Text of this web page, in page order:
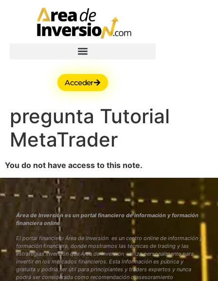
Acceder
pregunta Tutorial
MetaTrader
You do not have access to this note.
Área de Inversión es un portal financiero de información y formación
financiera online
El portal financiero Área de Inversión es un centro online de información y
formación financiera, donde mostramos las técnicas de trading y las
estrategias inversión que Área de Inversión utiliza personalmente para
invertir en los mercados financieros. Esta Información es pública y
gratuita y podría ser útil para principiantes y traders expertos y nunca
podrá ser considerada como recomendación o asesoramiento